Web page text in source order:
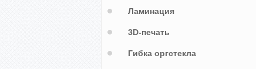
Ламинация
3D-печать
Гибка оргстекла